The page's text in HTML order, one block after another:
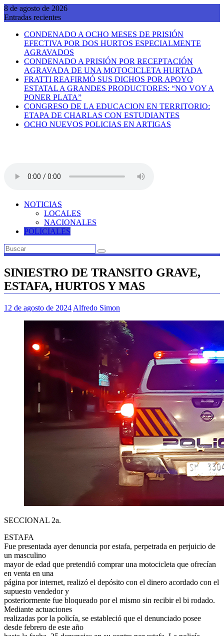
Saltar
al
8 de agosto de 2026
Entradas recientes
CONDENADO A OCHO MESES DE PRISIÓN
EFECTIVA POR DOS HURTOS ESPECIALMENTE
AGRAVADOS
CONDENADO A PRISIÓN POR RECEPTACIÓN
AGRAVADA DE UNA MOTOCICLETA HURTADA
FRATTI REAFIRMÓ SUS DICHOS POR APOYO
ESTATAL A GRANDES PRODUCTORES: “NO VOY A
PONER PLATA”
CONGRESO DE LA EDUCACION EN TERRITORIO:
ETAPA DE CHARLAS CON ESTUDIANTES
OCHO NUEVOS POLICIAS EN ARTIGAS
NOTICIAS
LOCALES
NACIONALES
POLICIALES
SINIESTRO DE TRANSITO GRAVE,
ESTAFA, HURTOS Y MAS
12 de agosto de 2024 Alfredo Simon
SECCIONAL 2a.
ESTAFA
Fue presentada ayer denuncia por estafa, perpetrada en perjuicio de
un masculino
mayor de edad que pretendió comprar una motocicleta que ofrecían
en venta en una
página por internet, realizó el depósito con el dinero acordado con el
supuesto vendedor y
posteriormente fue bloqueado por el mismo sin recibir el bi rodado.
Mediante actuaciones
realizadas por la policía, se estableció que el denunciado posee
desde febrero de este año